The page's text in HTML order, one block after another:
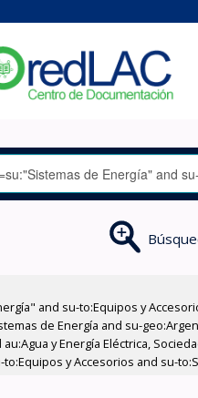
and su-to:Equipos y
de Energía and su-
y Energía Eléctrica,
y Accesorios and su-